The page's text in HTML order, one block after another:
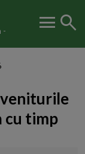
-
menu search
cu timp